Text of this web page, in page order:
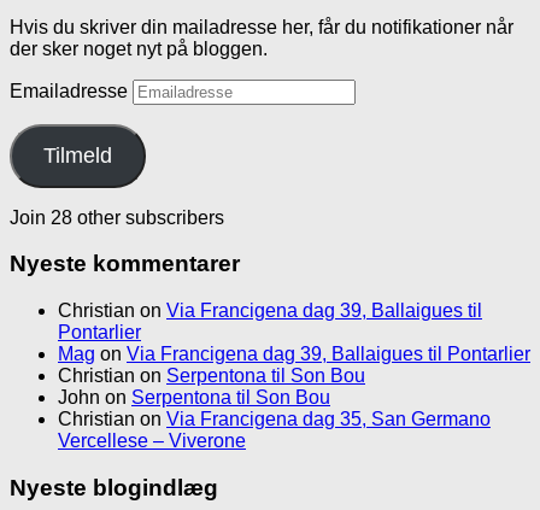
Hvis du skriver din mailadresse her, får du notifikationer når
der sker noget nyt på bloggen.
Emailadresse
Tilmeld
Join 28 other subscribers
Nyeste kommentarer
Christian on Via Francigena dag 39, Ballaigues til
Pontarlier
Mag on Via Francigena dag 39, Ballaigues til Pontarlier
Christian on Serpentona til Son Bou
John on Serpentona til Son Bou
Christian on Via Francigena dag 35, San Germano
Vercellese – Viverone
Nyeste blogindlæg